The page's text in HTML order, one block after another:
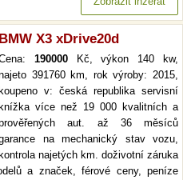
BMW X3 xDrive20d
190000Kč, výkon 140 kw,
391760 km, rok výroby: 2015,
koupeno v: česká republika servisní
knížka více než 19 000 kvalitních a
aut. až 36 měsíců
na mechanický stav vozu,
kontrola najetých km. doživotní záruka
a značek, férové ceny, peníze